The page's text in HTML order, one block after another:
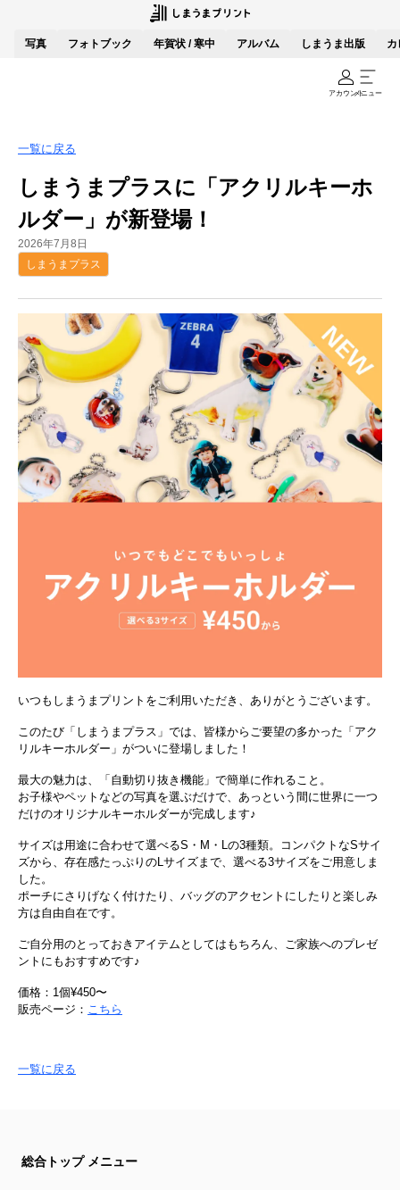
写真 フォトブック 年賀状 / 寒中 アルバム しまうま出版 カ
アカウントメニュー
一覧に戻る
しまうまプラスに「アクリルキーホ
ルダー」が新登場！
2026年7月8日
しまうまプラス
いつもしまうまプリントをご利用いただき、ありがとうございます。
このたび「しまうまプラス」では、皆様からご要望の多かった「アク
リルキーホルダー」がついに登場しました！
最大の魅力は、「自動切り抜き機能」で簡単に作れること。
お子様やペットなどの写真を選ぶだけで、あっという間に世界に一つ
だけのオリジナルキーホルダーが完成します♪
サイズは用途に合わせて選べるS・M・Lの3種類。コンパクトなSサイ
ズから、存在感たっぷりのLサイズまで、選べる3サイズをご用意しま
した。
ポーチにさりげなく付けたり、バッグのアクセントにしたりと楽しみ
方は自由自在です。
ご自分用のとっておきアイテムとしてはもちろん、ご家族へのプレゼ
ントにもおすすめです♪
価格：1個¥450〜
販売ページ： こちら
一覧に戻る
総合トップ メニュー